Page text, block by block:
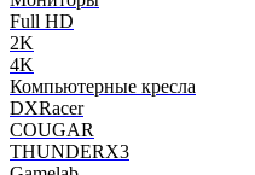
Full HD
2K
4K
Компьютерные кресла
DXRacer
COUGAR
THUNDERX3